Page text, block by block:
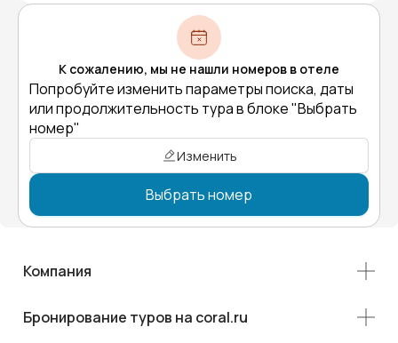
К сожалению, мы не нашли номеров в отеле
Попробуйте изменить параметры поиска, даты
или продолжительность тура в блоке "Выбрать
номер"
Изменить
Выбрать номер
Компания
Бронирование туров на coral.ru